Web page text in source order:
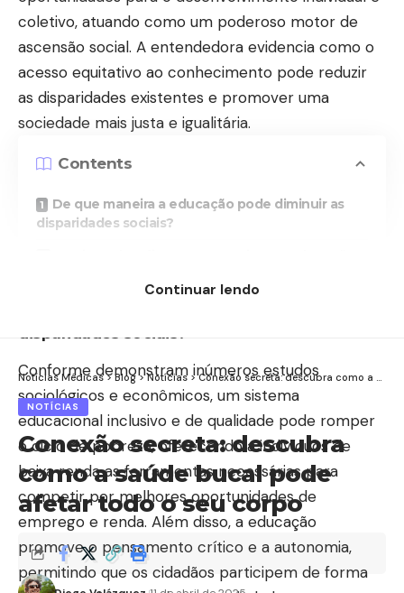
coletivo, atuando como um poderoso motor de
ascensão social. A entendedora evidencia como o
acesso equitativo ao conhecimento pode reduzir
as disparidades existentes e promover uma
sociedade mais justa e igualitária.
Contents
De que maneira a educação pode diminuir as
disparidades sociais?
Conforme demonstram inúmeros estudos
sociológicos e econômicos, um sistema
educacional inclusivo e de qualidade pode romper
o ciclo de pobreza, oferecendo a indivíduos de
baixa renda as ferramentas necessárias para
competir por melhores oportunidades de
emprego e renda. Além disso, a educação
promove o pensamento crítico e a autonomia,
permitindo que os cidadãos participem de forma
Continuar lendo
Notícias Médicas>Blog>Notícias>Conexão secreta: descubra como a saúde bucal pode afetar todo o seu corpo
NOTÍCIAS
Conexão secreta: descubra
como a saúde bucal pode
afetar todo o seu corpo